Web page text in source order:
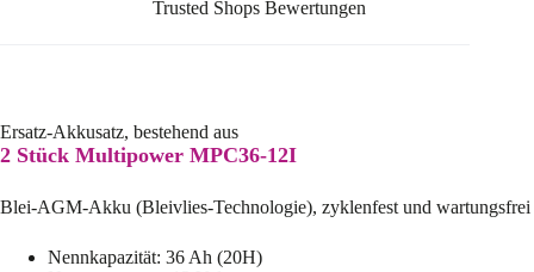
Trusted Shops Bewertungen
Ersatz-Akkusatz, bestehend aus
2 Stück Multipower MPC36-12I
Blei-AGM-Akku (Bleivlies-Technologie), zyklenfest und wartungsfrei
Nennkapazität: 36 Ah (20H)